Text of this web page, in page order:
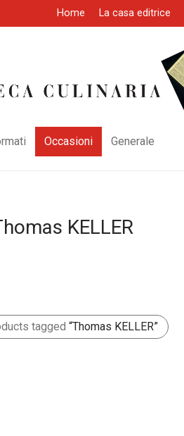
Home La casa editrice
Occasioni Generale
KELLER
tagged “Thomas KELLER”